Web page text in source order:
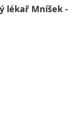
lékař Mníšek -